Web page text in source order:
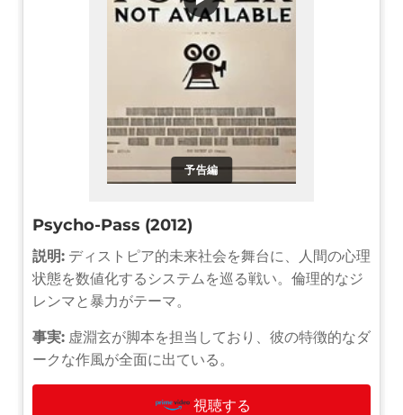
予告編
Psycho-Pass (2012)
説明: ディストピア的未来社会を舞台に、人間の心理
状態を数値化するシステムを巡る戦い。倫理的なジ
レンマと暴力がテーマ。
事実: 虚淵玄が脚本を担当しており、彼の特徴的なダ
ークな作風が全面に出ている。
視聴する